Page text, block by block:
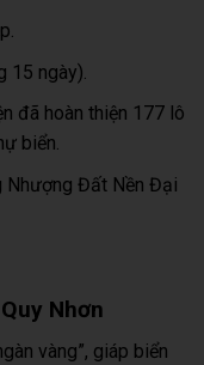
15 ngày).
đã hoàn thiện 177 lô
biển.
Nhượng Đất Nền Đại
Nhơn
vàng”, giáp biển